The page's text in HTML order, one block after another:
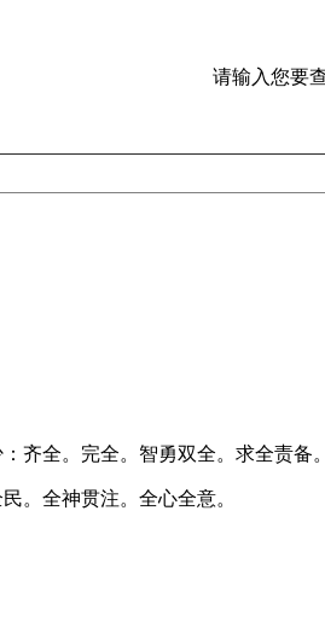
请输入您要
齐全。完全。智勇双全。求全责备。
。全神贯注。全心全意。